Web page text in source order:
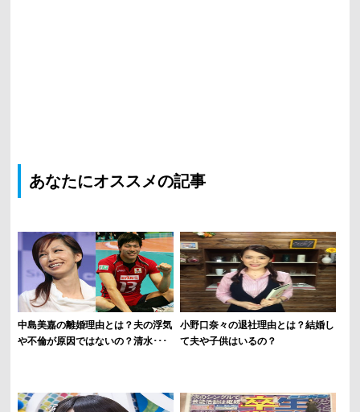
あなたにオススメの記事
中島美嘉の離婚理由とは？夫の浮気
や不倫が原因ではないの？清水･･･
小野口奈々の退社理由とは？結婚し
て夫や子供はいるの？